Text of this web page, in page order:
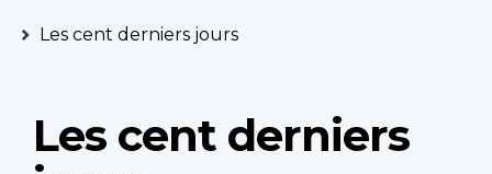
Les cent derniers jours
Les cent derniers